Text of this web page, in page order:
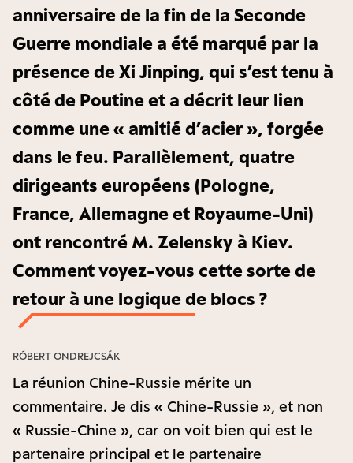
anniversaire de la fin de la Seconde
Guerre mondiale a été marqué par la
présence de Xi Jinping, qui s’est tenu à
côté de Poutine et a décrit leur lien
comme une « amitié d’acier », forgée
dans le feu. Parallèlement, quatre
dirigeants européens (Pologne,
France, Allemagne et Royaume-Uni)
ont rencontré M. Zelensky à Kiev.
Comment voyez-vous cette sorte de
retour à une logique de blocs ?
La réunion Chine-Russie mérite un
commentaire. Je dis « Chine-Russie », et non
« Russie-Chine », car on voit bien qui est le
partenaire principal et le partenaire
RÓBERT ONDREJCSÁK